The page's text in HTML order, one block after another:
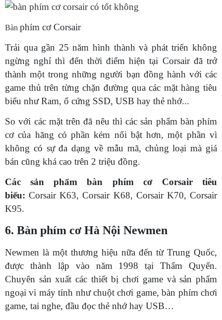
Bàn phím cơ Corsair
Trải qua gần 25 năm hình thành và phát triển không
ngừng nghỉ thì đến thời điểm hiện tại Corsair đã trở
thành một trong những người bạn đồng hành với các
game thủ trên từng chặn đường qua các mặt hàng tiêu
biểu như Ram, ổ cứng SSD, USB hay thẻ nhớ...
So với các mặt trên đã nêu thì các sản phẩm bàn phím
cơ của hãng có phần kém nổi bật hơn, một phần vì
không có sự đa dạng về mẫu mã, chủng loại mà giá
bán cũng khá cao trên 2 triệu đồng.
Các sản phẩm bàn phím cơ Corsair tiêu
biểu:Corsair K63, Corsair K68, Corsair K70, Corsair
K95.
6. Bàn phím cơ Hà Nội Newmen
Newmen là một thương hiệu nữa đến từ Trung Quốc,
được thành lập vào năm 1998 tại Thẩm Quyến.
Chuyên sản xuất các thiết bị chơi game và sản phẩm
ngoại vi máy tính như chuột chơi game, bàn phím chơi
game, tai nghe, đầu đọc thẻ nhớ hay USB…